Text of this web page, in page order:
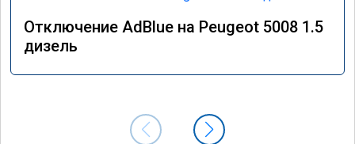
Отключение AdBlue на Peugeot 5008 1.5
дизель